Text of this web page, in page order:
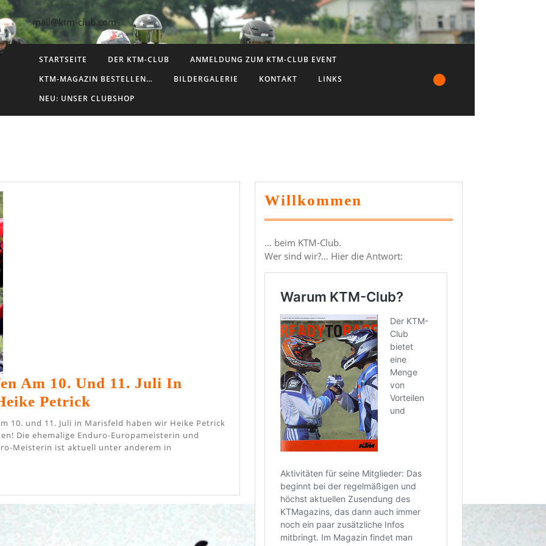
mail@ktm-club.com
STARTSEITE DER KTM-CLUB
ANMELDUNG ZUM KTM-CLUB EVENT
KTM-MAGAZIN BESTELLEN…
BILDERGALERIE KONTAKT
LINKS
NEU: UNSER CLUBSHOP
Am 10. Und 11. Juli In
Petrick
Clubtreffen
Am
10.
11.
Die ehemalige Enduro-Europameisterin und
Meisterin ist aktuell unter anderem in
Willkommen
… beim KTM-Club.
Wer sind wir?… Hier die Antwort: